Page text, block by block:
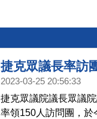
捷克眾議長率訪
2023-03-25 20:56:33
捷克眾議院議長眾議
率領150人訪問團，